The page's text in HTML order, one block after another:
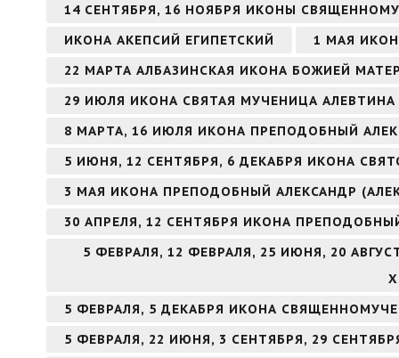
14 СЕНТЯБРЯ, 16 НОЯБРЯ ИКОНЫ
ИКОНА АКЕПСИЙ ЕГИПЕТСКИЙ
1 МАЯ
22 МАРТА АЛБАЗИНСКАЯ ИКОНА БОЖИЕЙ
29 ИЮЛЯ ИКОНА СВЯТАЯ МУЧЕНИЦА
8 МАРТА, 16 ИЮЛЯ ИКОНА ПРЕПОДОБНЫЙ
5 ИЮНЯ, 12 СЕНТЯБРЯ, 6 ДЕКАБРЯ ИКОНА
3 МАЯ ИКОНА ПРЕПОДОБНЫЙ АЛЕКСАНДР
30 АПРЕЛЯ, 12 СЕНТЯБРЯ ИКОНА
5 ФЕВРАЛЯ, 12 ФЕВРАЛЯ, 25 ИЮНЯ, 20
5 ФЕВРАЛЯ, 5 ДЕКАБРЯ ИКОНА
5 ФЕВРАЛЯ, 22 ИЮНЯ, 3 СЕНТЯБРЯ, 29